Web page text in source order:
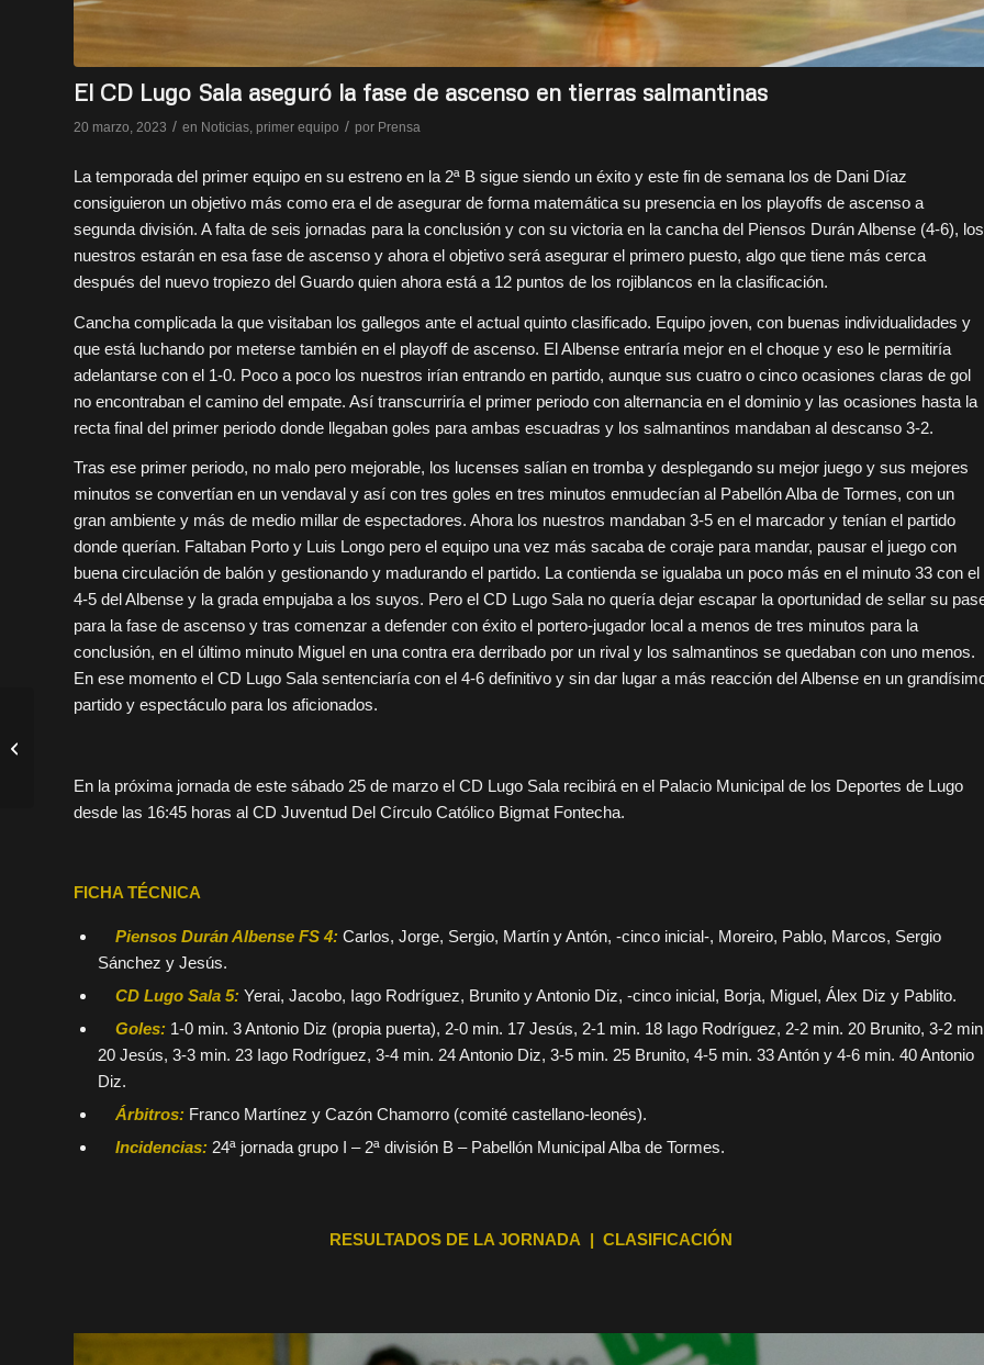
El CD Lugo Sala aseguró la fase de ascenso en tierras salmantinas
20 marzo, 2023 / en Noticias, primer equipo / por Prensa
La temporada del primer equipo en su estreno en la 2ª B sigue siendo un éxito y este fin de semana los de Dani Díaz
consiguieron un objetivo más como era el de asegurar de forma matemática su presencia en los playoffs de ascenso a
segunda división. A falta de seis jornadas para la conclusión y con su victoria en la cancha del Piensos Durán Albense (4-6), los
nuestros estarán en esa fase de ascenso y ahora el objetivo será asegurar el primero puesto, algo que tiene más cerca
después del nuevo tropiezo del Guardo quien ahora está a 12 puntos de los rojiblancos en la clasificación.
Cancha complicada la que visitaban los gallegos ante el actual quinto clasificado. Equipo joven, con buenas individualidades y
que está luchando por meterse también en el playoff de ascenso. El Albense entraría mejor en el choque y eso le permitiría
adelantarse con el 1-0. Poco a poco los nuestros irían entrando en partido, aunque sus cuatro o cinco ocasiones claras de gol
no encontraban el camino del empate. Así transcurriría el primer periodo con alternancia en el dominio y las ocasiones hasta la
recta final del primer periodo donde llegaban goles para ambas escuadras y los salmantinos mandaban al descanso 3-2.
Tras ese primer periodo, no malo pero mejorable, los lucenses salían en tromba y desplegando su mejor juego y sus mejores
minutos se convertían en un vendaval y así con tres goles en tres minutos enmudecían al Pabellón Alba de Tormes, con un
gran ambiente y más de medio millar de espectadores. Ahora los nuestros mandaban 3-5 en el marcador y tenían el partido
donde querían. Faltaban Porto y Luis Longo pero el equipo una vez más sacaba de coraje para mandar, pausar el juego con
buena circulación de balón y gestionando y madurando el partido. La contienda se igualaba un poco más en el minuto 33 con el
4-5 del Albense y la grada empujaba a los suyos. Pero el CD Lugo Sala no quería dejar escapar la oportunidad de sellar su
para la fase de ascenso y tras comenzar a defender con éxito el portero-jugador local a menos de tres minutos para la
conclusión, en el último minuto Miguel en una contra era derribado por un rival y los salmantinos se quedaban con uno menos.
En ese momento el CD Lugo Sala sentenciaría con el 4-6 definitivo y sin dar lugar a más reacción del Albense en un
partido y espectáculo para los aficionados.
En la próxima jornada de este sábado 25 de marzo el CD Lugo Sala recibirá en el Palacio Municipal de los Deportes de Lugo
desde las 16:45 horas al CD Juventud Del Círculo Católico Bigmat Fontecha.
FICHA TÉCNICA
Piensos Durán Albense FS 4: Carlos, Jorge, Sergio, Martín y Antón, -cinco inicial-, Moreiro, Pablo, Marcos, Sergio
Sánchez y Jesús.
CD Lugo Sala 5: Yerai, Jacobo, Iago Rodríguez, Brunito y Antonio Diz, -cinco inicial, Borja, Miguel, Álex Diz y Pablito.
Goles: 1-0 min. 3 Antonio Diz (propia puerta), 2-0 min. 17 Jesús, 2-1 min. 18 Iago Rodríguez, 2-2 min. 20 Brunito, 3-2
20 Jesús, 3-3 min. 23 Iago Rodríguez, 3-4 min. 24 Antonio Diz, 3-5 min. 25 Brunito, 4-5 min. 33 Antón y 4-6 min. 40 Antonio
Diz.
Árbitros: Franco Martínez y Cazón Chamorro (comité castellano-leonés).
Incidencias: 24ª jornada grupo I – 2ª división B – Pabellón Municipal Alba de Tormes.
RESULTADOS DE LA JORNADA | CLASIFICACIÓN
El primer equipo se